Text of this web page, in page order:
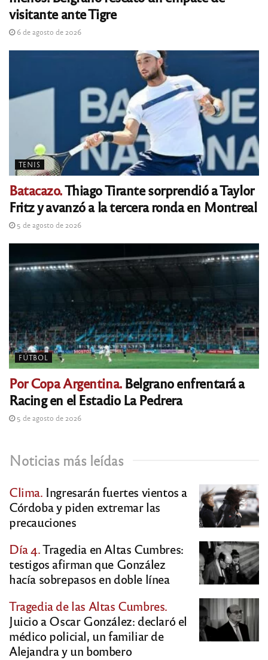
visitante ante Tigre
6 de agosto de 2026
TENIS
Batacazo.Thiago Tirante sorprendió a Taylor
Fritz y avanzó a la tercera ronda en Montreal
5 de agosto de 2026
FÚTBOL
Por Copa Argentina.Belgrano enfrentará a
Racing en el Estadio La Pedrera
5 de agosto de 2026
Noticias más leídas
Clima. Ingresarán fuertes vientos a
Córdoba y piden extremar las
precauciones
Día 4.Tragedia en Altas Cumbres:
testigos afirman que González
hacía sobrepasos en doble línea
Tragedia de las Altas Cumbres.
Juicio a Oscar González: declaró el
médico policial, un familiar de
Alejandra y un bombero